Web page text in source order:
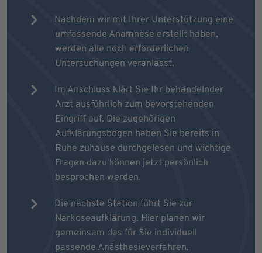
Nachdem wir mit Ihrer Unterstützung eine
umfassende Anamnese erstellt haben,
werden alle noch erforderlichen
Untersuchungen veranlasst.
Im Anschluss klärt Sie Ihr behandelnder
Arzt ausführlich zum bevorstehenden
Eingriff auf. Die zugehörigen
Aufklärungsbögen haben Sie bereits in
Ruhe zuhause durchgelesen und wichtige
Fragen dazu können jetzt persönlich
besprochen werden.
Die nächste Station führt Sie zur
Narkoseaufklärung. Hier planen wir
gemeinsam das für Sie individuell
passende Anästhesieverfahren.